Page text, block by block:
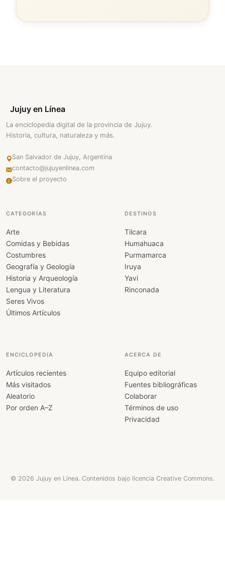
Jujuy en Línea
La enciclopedia digital de la provincia de Jujuy.
Historia, cultura, naturaleza y más.
San Salvador de Jujuy, Argentina
contacto@jujuyenlinea.com
Sobre el proyecto
CATEGORÍAS
Arte
Comidas y Bebidas
Costumbres
Geografía y Geología
Historia y Arqueología
Lengua y Literatura
Seres Vivos
Últimos Artículos
DESTINOS
Tilcara
Humahuaca
Purmamarca
Iruya
Yavi
Rinconada
ENCICLOPEDIA
Artículos recientes
Más visitados
Aleatorio
Por orden A–Z
ACERCA DE
Equipo editorial
Fuentes bibliográficas
Colaborar
Términos de uso
Privacidad
© 2026 Jujuy en Línea. Contenidos bajo licencia Creative Commons.